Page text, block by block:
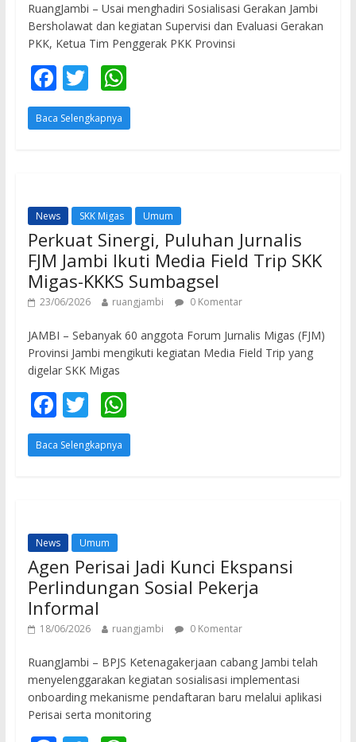
RuangJambi – Usai menghadiri Sosialisasi Gerakan Jambi
Bersholawat dan kegiatan Supervisi dan Evaluasi Gerakan
PKK, Ketua Tim Penggerak PKK Provinsi
F
ac
e
o
k
T
w
itt
W
h
at
p
p
Baca Selengkapnya
News SKK Migas Umum
Perkuat Sinergi, Puluhan Jurnalis
FJM Jambi Ikuti Media Field Trip SKK
Migas-KKKS Sumbagsel
23/06/2026 ruangjambi 0 Komentar
JAMBI – Sebanyak 60 anggota Forum Jurnalis Migas (FJM)
Provinsi Jambi mengikuti kegiatan Media Field Trip yang
digelar SKK Migas
F
ac
e
o
k
T
w
itt
W
h
at
p
Baca Selengkapnya
News Umum
Agen Perisai Jadi Kunci Ekspansi
Perlindungan Sosial Pekerja
Informal
18/06/2026 ruangjambi 0 Komentar
RuangJambi – BPJS Ketenagakerjaan cabang Jambi telah
menyelenggarakan kegiatan sosialisasi implementasi
onboarding mekanisme pendaftaran baru melalui aplikasi
Perisai serta monitoring